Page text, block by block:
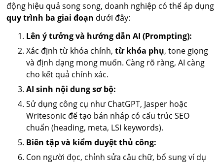
động hiệu quả song song, doanh nghiệp có thể áp dụng
quy trình ba giai đoạn dưới đây:
Lên ý tưởng và hướng dẫn AI (Prompting):
Xác định từ khóa chính,từ khóa phụ, tone giọng
và định dạng mong muốn. Càng rõ ràng, AI càng
cho kết quả chính xác.
AI sinh nội dung sơ bộ:
Sử dụng công cụ như ChatGPT, Jasper hoặc
Writesonic để tạo bản nháp có cấu trúc SEO
chuẩn (heading, meta, LSI keywords).
Biên tập và kiểm duyệt thủ công:
Con người đọc, chỉnh sửa câu chữ, bổ sung ví dụ